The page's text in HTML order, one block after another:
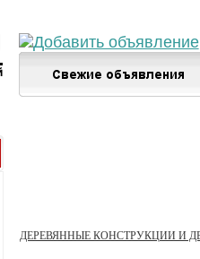
ДЕРЕВЯННЫЕ КОНСТРУКЦИИ И